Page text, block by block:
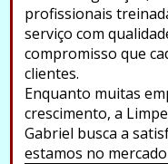
profissionais
serviço com
compromisso que
clientes.
Enquanto muitas
crescimento, a
Gabriel busca a
estamos no